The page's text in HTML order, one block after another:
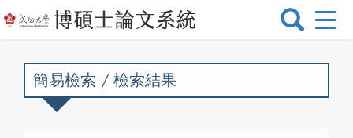
選
換
簡易檢索 / 檢索結果